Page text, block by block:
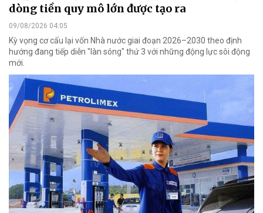
dòng tiền quy mô lớn được tạo ra
09/08/2026 04:05
Kỳ vọng cơ cấu lại vốn Nhà nước giai đoạn 2026–2030 theo định
hướng đang tiếp diễn "làn sóng" thứ 3 với những động lực sôi động
mới.